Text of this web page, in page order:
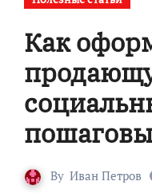
Как
By Иван Петров